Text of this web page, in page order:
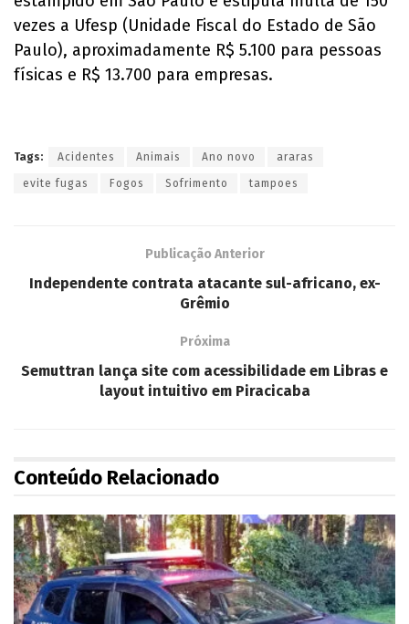
vezes a Ufesp (Unidade Fiscal do Estado de São
Paulo), aproximadamente R$ 5.100 para pessoas
físicas e R$ 13.700 para empresas.
Tags: Acidentes Animais Ano novo araras
evite fugas Fogos Sofrimento tampoes
Publicação Anterior
Independente contrata atacante sul-africano, ex-
Grêmio
Próxima
Semuttran lança site com acessibilidade em Libras e
layout intuitivo em Piracicaba
Conteúdo Relacionado